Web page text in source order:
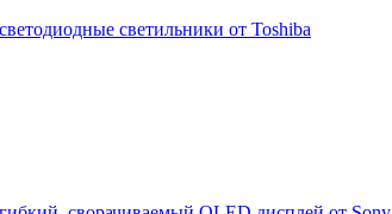
светильники от Toshiba